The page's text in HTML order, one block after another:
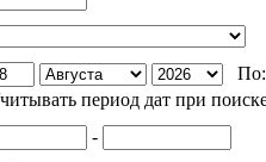
период дат при
-